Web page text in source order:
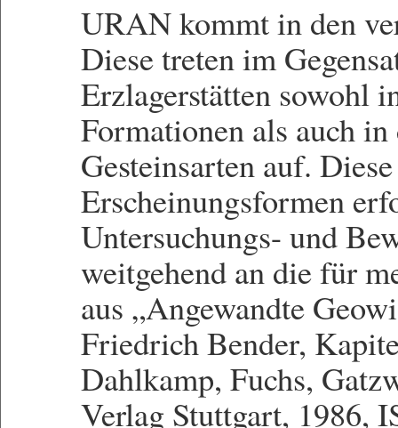
URAN kommt in den
Diese treten im
Erzlagerstätten sowohl
Formationen als auch
Gesteinsarten auf.
Erscheinungsformen
Untersuchungs- und
weitgehend an die für
aus „Angewandte
Friedrich Bender,
Dahlkamp, Fuchs,
Verlag Stuttgart, 1986,